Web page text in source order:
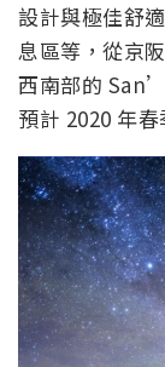
設計與極佳舒
息區等，從京
西南部的
預計 2020 年春